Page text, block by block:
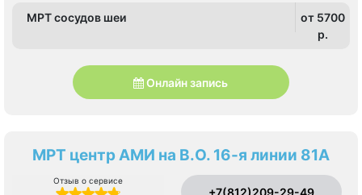
МРТ сосудов шеи
от 5700
p.
Онлайн запись
МРТ центр АМИ на В.О. 16-я линии 81А
Отзыв о сервисе
+7(812)209-29-49